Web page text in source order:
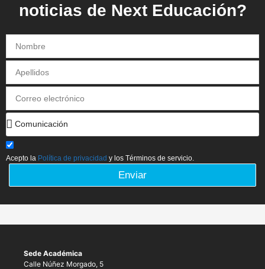
noticias de Next Educación?
Acepto la Política de privacidad y los Términos de servicio.
Enviar
Sede Académica
Calle Núñez Morgado, 5